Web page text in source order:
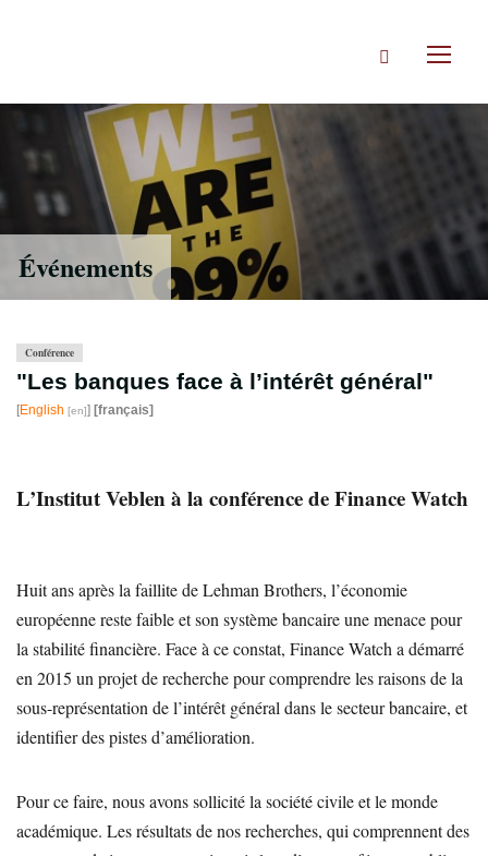
Rechercher
Événements
Conférence
"Les banques face à l’intérêt général"
[English ] [français]
L’Institut Veblen à la conférence de Finance Watch
Huit ans après la faillite de Lehman Brothers, l’économie
européenne reste faible et son système bancaire une menace pour
la stabilité financière. Face à ce constat, Finance Watch a démarré
en 2015 un projet de recherche pour comprendre les raisons de la
sous-représentation de l’intérêt général dans le secteur bancaire, et
identifier des pistes d’amélioration.
Pour ce faire, nous avons sollicité la société civile et le monde
académique. Les résultats de nos recherches, qui comprennent des